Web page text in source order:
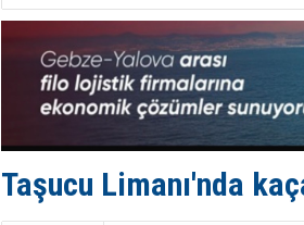
Taşucu Limanı'nda